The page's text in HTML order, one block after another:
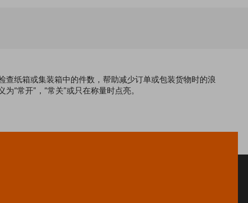
纸箱或集装箱中的件数，帮助减少订单或包装货物时的浪
“常开”，“常关”或只在称量时点亮。